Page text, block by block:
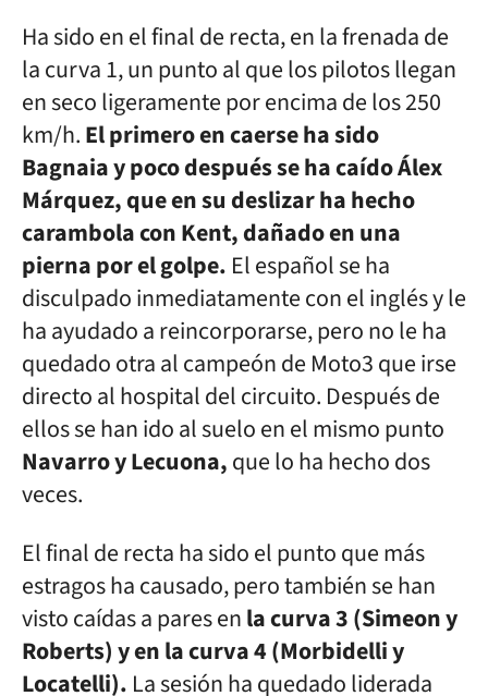
Ha sido en el final de recta, en la frenada de
la curva 1, un punto al que los pilotos llegan
en seco ligeramente por encima de los 250
km/h.El primero en caerse ha sido
Bagnaia y poco después se ha caído Álex
Márquez, que en su deslizar ha hecho
carambola con Kent, dañado en una
pierna por el golpe. El español se ha
disculpado inmediatamente con el inglés y le
ha ayudado a reincorporarse, pero no le ha
quedado otra al campeón de Moto3 que irse
directo al hospital del circuito. Después de
ellos se han ido al suelo en el mismo punto
Navarro y Lecuona,que lo ha hecho dos
veces.
El final de recta ha sido el punto que más
estragos ha causado, pero también se han
visto caídas a pares enla curva 3 (Simeon y
Roberts) y en la curva 4 (Morbidelli y
Locatelli). La sesión ha quedado liderada